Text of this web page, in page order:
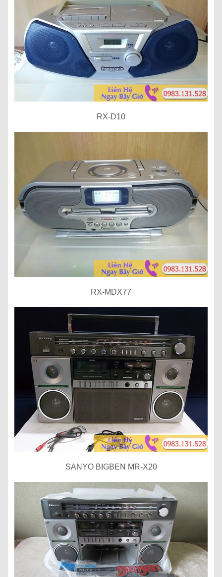
RX-D10
RX-MDX77
SANYO BIGBEN MR-X20